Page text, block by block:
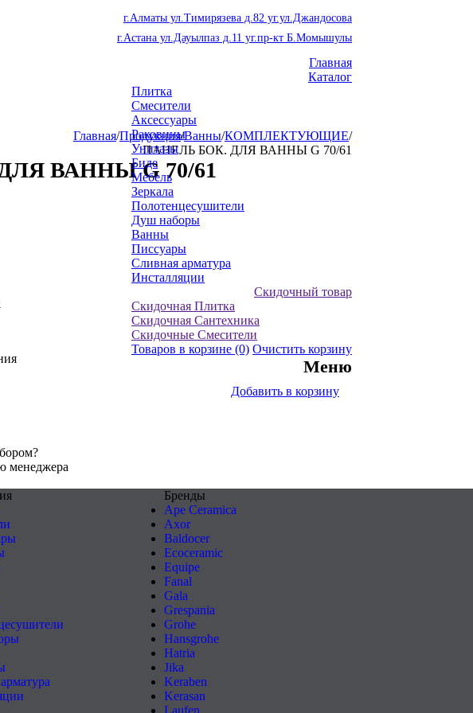
г.Алматы ул.Тимирязева д.82 уг.ул.Джандосова
г.Астана ул.Дауылпаз д.11 уг.пр-кт Б.Момышулы
Главная
Каталог
Плитка
Смесители
Аксессуары
Раковины
Унитазы
Биде
Мебель
Зеркала
Полотенцесушители
Душ наборы
Ванны
Писсуары
Сливная арматура
Инсталляции
Скидочный товар
Скидочная Плитка
Скидочная Сантехника
Скидочные Смесители
Товаров в корзине (0) Очистить корзину
Меню
Главная/Продукция/Ванны/КОМПЛЕКТУЮЩИЕ/
ПАНЕЛЬ БОК. ДЛЯ ВАННЫ G 70/61
ВАННЫ G 70/61
Добавить в корзину
менеджера
Бренды
Ape Ceramica
Axor
Baldocer
Ecoceramic
Equipe
Fanal
Gala
Grespania
Grohe
Hansgrohe
Hatria
Jika
Keraben
Kerasan
Laufen